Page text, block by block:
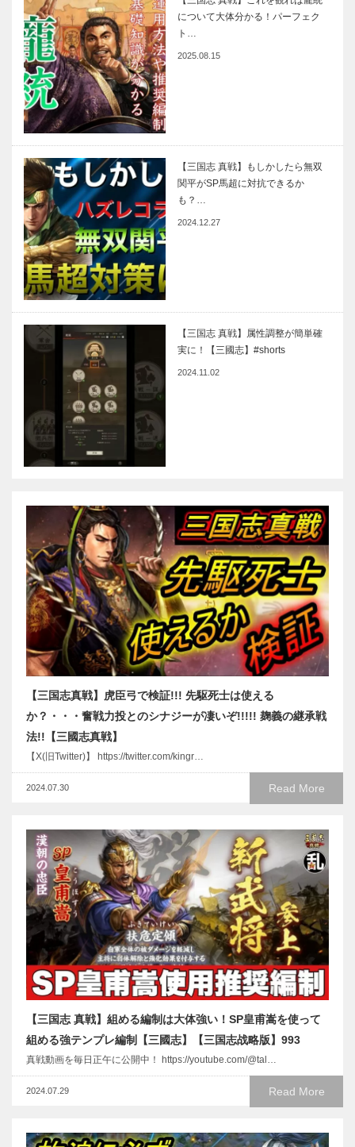
について大体分かる！パーフェク
ト…
2025.08.15
【三国志 真戦】もしかしたら無双
関平がSP馬超に対抗できるか
も？…
2024.12.27
【三国志 真戦】属性調整が簡単確
実に！【三國志】#shorts
2024.11.02
【三国志真戦】虎臣弓で検証!!! 先駆死士は使える
か？・・・奮戦力投とのシナジーが凄いぞ!!!!! 麹義の継承戦
法!!【三國志真戦】
【X(旧Twitter)】 https://twitter.com/kingr…
Read More
2024.07.30
【三国志 真戦】組める編制は大体強い！SP皇甫嵩を使って
組める強テンプレ編制【三國志】【三国志战略版】993
真戦動画を毎日正午に公開中！ https://youtube.com/@tal…
Read More
2024.07.29